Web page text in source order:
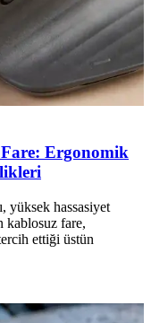
Ergonomik
yüksek hassasiyet
kablosuz fare,
ettiği üstün